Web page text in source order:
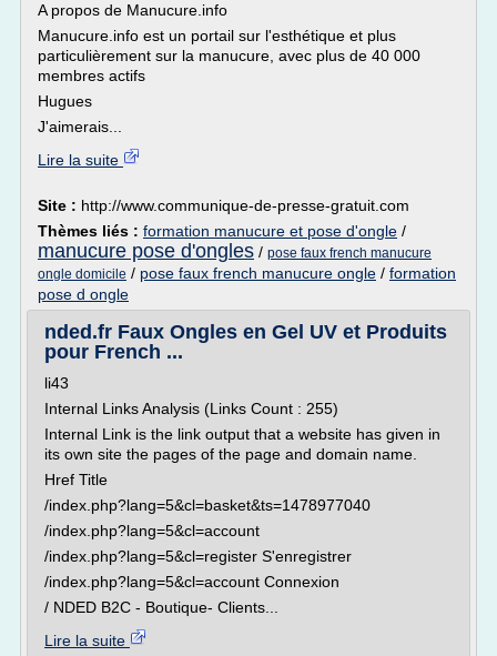
A propos de Manucure.info
Manucure.info est un portail sur l'esthétique et plus
particulièrement sur la manucure, avec plus de 40 000
membres actifs
Hugues
J'aimerais...
Lire la suite
Site : http://www.communique-de-presse-gratuit.com
Thèmes liés : formation manucure et pose d'ongle /
manucure pose d'ongles / pose faux french manucure
ongle domicile / pose faux french manucure ongle / formation
pose d ongle
nded.fr Faux Ongles en Gel UV et Produits
pour French ...
li43
Internal Links Analysis (Links Count : 255)
Internal Link is the link output that a website has given in
its own site the pages of the page and domain name.
Href Title
/index.php?lang=5&cl=basket&ts=1478977040
/index.php?lang=5&cl=account
/index.php?lang=5&cl=register S'enregistrer
/index.php?lang=5&cl=account Connexion
/ NDED B2C - Boutique- Clients...
Lire la suite